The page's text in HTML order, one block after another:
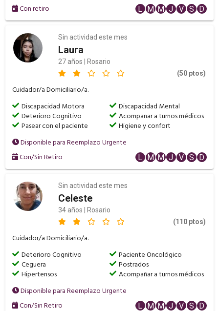
Con retiro L M M J V S D
Sin actividad este mes
Laura
27 años | Rosario
(50 ptos)
Cuidador/a Domiciliario/a.
Discapacidad Motora
Discapacidad Mental
Deterioro Cognitivo
Acompañar a turnos médicos
Pasear con el paciente
Higiene y confort
Disponible para Reemplazo Urgente
Con/Sin Retiro
L M M J V S D
Sin actividad este mes
Celeste
34 años | Rosario
(110 ptos)
Cuidador/a Domiciliario/a.
Deterioro Cognitivo
Paciente Oncológico
Ceguera
Postrados
Hipertensos
Acompañar a turnos médicos
Disponible para Reemplazo Urgente
Con/Sin Retiro
L M M J V S D